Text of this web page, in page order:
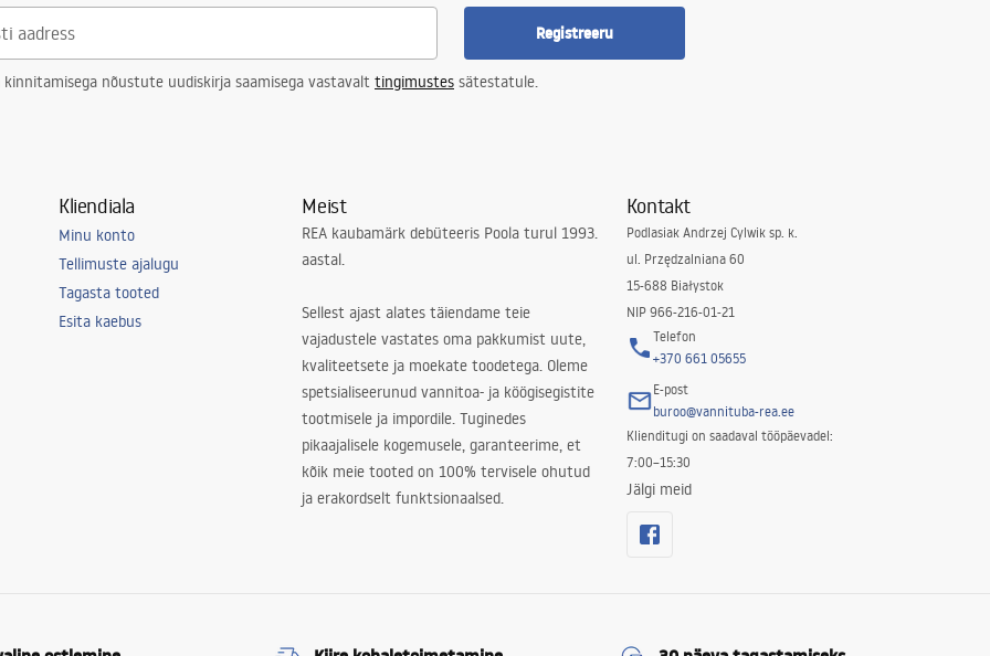
Registreeru
kinnitamisega nõustute uudiskirja saamisega vastavalt tingimustes sätestatule.
Kliendiala
Minu konto
Tellimuste ajalugu
Tagasta tooted
Esita kaebus
Meist
REA kaubamärk debüteeris Poola turul 1993.
aastal.
Sellest ajast alates täiendame teie
vajadustele vastates oma pakkumist uute,
kvaliteetsete ja moekate toodetega. Oleme
spetsialiseerunud vannitoa- ja köögisegistite
tootmisele ja impordile. Tuginedes
pikaajalisele kogemusele, garanteerime, et
kõik meie tooted on 100% tervisele ohutud
ja erakordselt funktsionaalsed.
Kontakt
Podlasiak Andrzej Cylwik sp. k.
ul. Przędzalniana 60
15-688 Białystok
NIP 966-216-01-21
Telefon
+370 661 05655
E-post
buroo@vannituba-rea.ee
Klienditugi on saadaval tööpäevadel:
7:00–15:30
Jälgi meid